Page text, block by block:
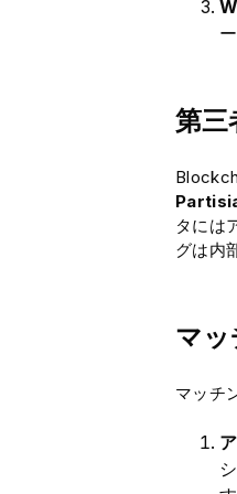
第三
タには
グは内
マ
マッチ